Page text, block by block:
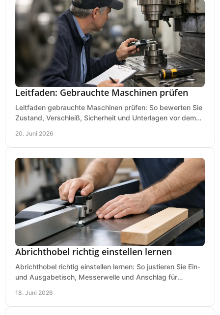
Leitfaden: Gebrauchte Maschinen prüfen
Leitfaden gebrauchte Maschinen prüfen: So bewerten Sie
Zustand, Verschleiß, Sicherheit und Unterlagen vor dem
20. Juni 2026
Abrichthobel richtig einstellen lernen
Abrichthobel richtig einstellen lernen: So justieren Sie Ein-
und Ausgabetisch, Messerwelle und Anschlag für
18. Juni 2026